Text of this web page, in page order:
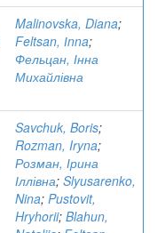
Malinovska, Diana;
Feltsan, Іnna;
Фельцан, Інна
Михайлівна
Savchuk, Boris;
Rozman, Iryna;
Розман, Ірина
Іллівна; Slyusarenko,
Nina; Pustovit,
Hryhorii; Blahun,